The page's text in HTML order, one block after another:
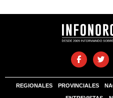
REGIONALES PROVINCIALES